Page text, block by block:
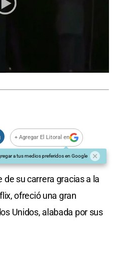
+ Agregar El Litoral en
a tus medios preferidos en Google
de su carrera gracias a la
ofreció una gran
Unidos, alabada por sus